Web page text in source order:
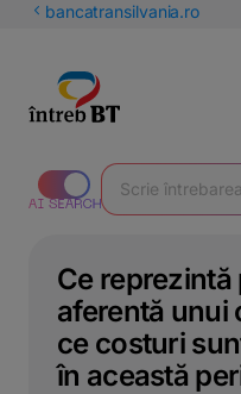
latineștibancatransilvania.ro
Ce
aferentă unui
ce costuri
în această